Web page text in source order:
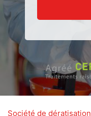
Société de dératisation